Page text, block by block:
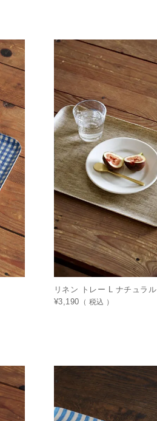
リネン トレー L ナチュラル
¥3,190 税込